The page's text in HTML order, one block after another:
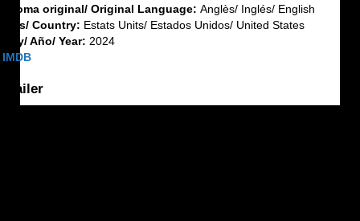
Idioma original/ Original Language: Anglès/ Inglés/ English
País/ Country: Estats Units/ Estados Unidos/ United States
Any/ Año/ Year: 2024
IMDB
Tràiler